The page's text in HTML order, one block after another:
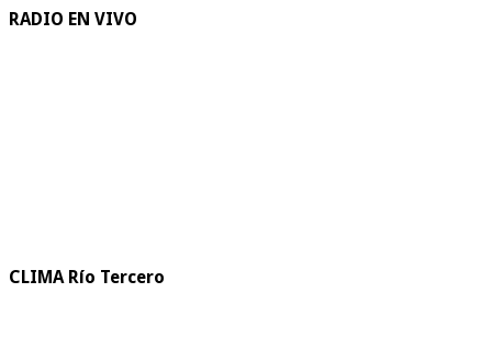
RADIO EN VIVO
CLIMA Río Tercero